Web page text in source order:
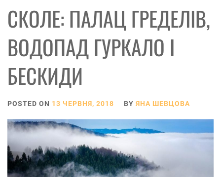
СКОЛЕ: ПАЛАЦ ГРЕДЕЛІВ,
ВОДОПАД ГУРКАЛО І
БЕСКИДИ
POSTED ON 13 ЧЕРВНЯ, 2018 BY ЯНА ШЕВЦОВА